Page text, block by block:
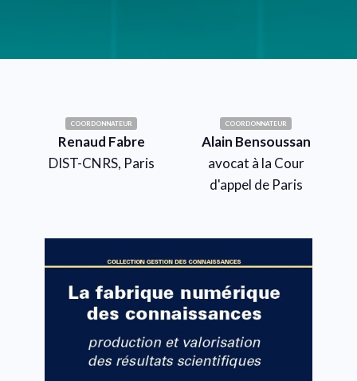
COORDONNATEUR
Renaud Fabre
DIST-CNRS, Paris
COORDONNATEUR
Alain Bensoussan
avocat à la Cour
d'appel de Paris